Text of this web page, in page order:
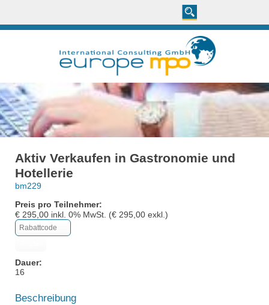
Aktiv Verkaufen in Gastronomie und
Hotellerie
bm229
Preis pro Teilnehmer:
€ 295,00 inkl. 0% MwSt. (€ 295,00 exkl.)
Dauer:
16
Beschreibung